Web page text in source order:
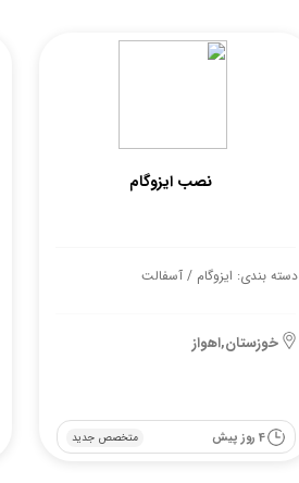
نصب ایزوگام
دسته بندی: ایزوگام / آسفالت
خوزستان,اهواز
متخصص جدید 4 روز پیش